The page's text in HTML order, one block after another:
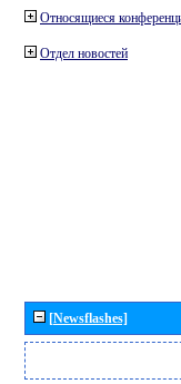
Относящиеся
Отдел новостей
[Newsflashes]